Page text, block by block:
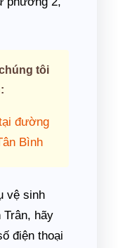
tôi
đường
Bình
vệ sinh
Trân, hãy
điện thoại